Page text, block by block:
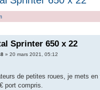
Sprinter 650 x 22
» 20 mars 2021, 05:12
de petites roues, je mets
port compris.